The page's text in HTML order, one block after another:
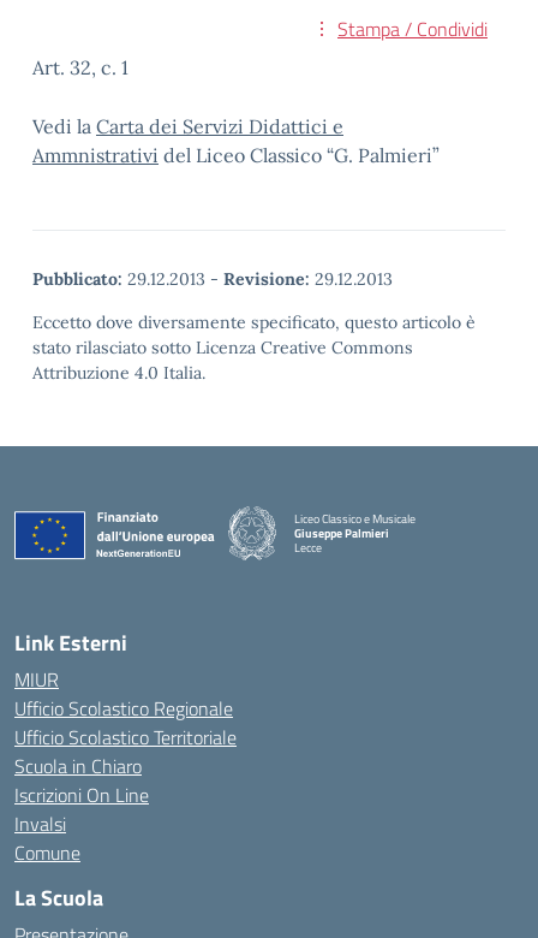
Stampa / Condividi
Art. 32, c. 1
Vedi la Carta dei Servizi Didattici e
Ammnistrativi del Liceo Classico “G. Palmieri”
Pubblicato: 29.12.2013 - Revisione: 29.12.2013
Eccetto dove diversamente specificato, questo articolo è
stato rilasciato sotto Licenza Creative Commons
Attribuzione 4.0 Italia.
Liceo Classico e Musicale
Giuseppe Palmieri
Lecce
Link Esterni
MIUR
Ufficio Scolastico Regionale
Ufficio Scolastico Territoriale
Scuola in Chiaro
Iscrizioni On Line
Invalsi
Comune
La Scuola